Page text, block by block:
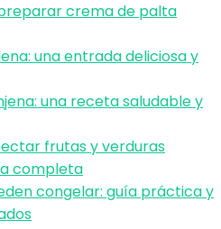
crema de palta
una entrada deliciosa y
una receta saludable y
frutas y verduras
completa
congelar: guía práctica y